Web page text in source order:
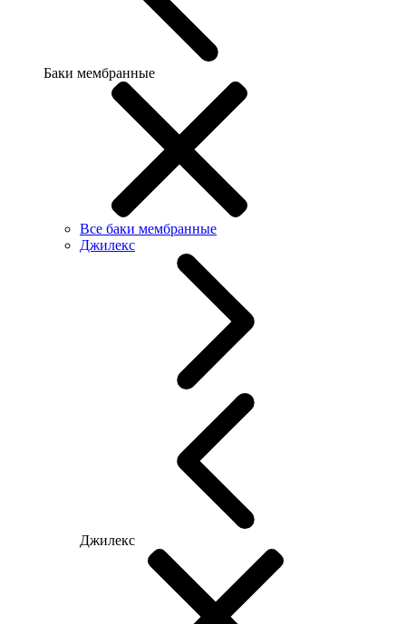
Баки мембранные
Все баки мембранные
Джилекс
Джилекс